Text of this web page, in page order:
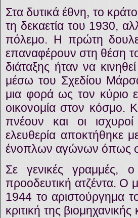
Στα δυτικά έθνη, το
τη δεκαετία του 1930,
πόλεμο. Η πρώτη
επαναφέρουν στη θέση
διάταξης ήταν να
μέσω του Σχεδίου
μια φορά ως τον κύριο
οικονομία στον κόσμο.
πνέουν και οι
ελευθερία αποκτήθηκε
ένοπλων αγώνων όπως
Σε γενικές γραμμές, ο
προοδευτική ατζέντα. Ο
1944 το αριστούργημα
κριτική της